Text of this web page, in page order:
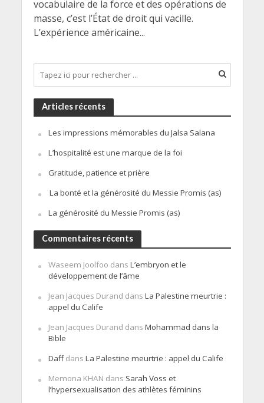
vocabulaire de la force et des opérations de
masse, c’est l’État de droit qui vacille.
L’expérience américaine...
Articles récents
Les impressions mémorables du Jalsa Salana
L’hospitalité est une marque de la foi
Gratitude, patience et prière
La bonté et la générosité du Messie Promis (as)
La générosité du Messie Promis (as)
Commentaires récents
Waseem Joolfoo dans L’embryon et le
développement de l’âme
Jean Jacques Durand dans La Palestine meurtrie :
appel du Calife
Jean Jacques Durand dans Mohammad dans la
Bible
Daffdans La Palestine meurtrie : appel du Calife
Memona KHAN dans Sarah Voss et
l’hypersexualisation des athlètes féminins